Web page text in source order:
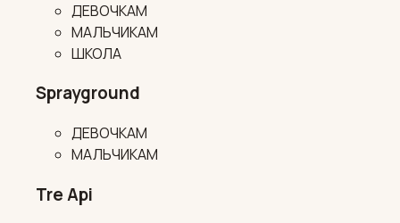
ДЕВОЧКАМ
МАЛЬЧИКАМ
ШКОЛА
Sprayground
ДЕВОЧКАМ
МАЛЬЧИКАМ
Tre Api